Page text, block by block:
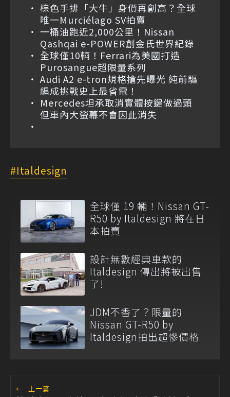
棕色手排「大牛」身價再創高？全球
唯一Murciélago SV拍賣
一桶油跑近2,000公里！Nissan
Qashqai e-POWER創金氏世界紀錄
全球僅10輛！Ferrari為美國打造
Purosangue超限量系列
Audi A2 e-tron規格搶先曝光 純前驅
編成挑戰史上最省電！
Mercedes坦承取消實體按鍵做過頭
但車內大螢幕不會因此消失
Italdesign
全球僅 19 輛！Nissan GT-
R50 by Italdesign 將在日
本拍賣
設計無數經典車款的
Italdesign 傳出將被出售
了!
JDM不香了？限量的
Nissan GT-R50 by
Italdesign拍出超慘價格
← 上一篇